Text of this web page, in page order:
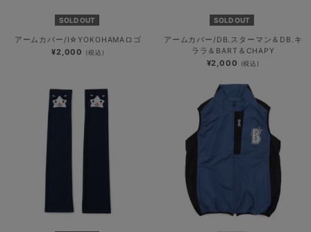
SOLD OUT
アームカバー/I☆YOKOHAMAロゴ
¥2,000 (税込)
SOLD OUT
アームカバー/DB.スターマン＆DB.キ
ララ＆BART＆CHAPY
¥2,000 (税込)